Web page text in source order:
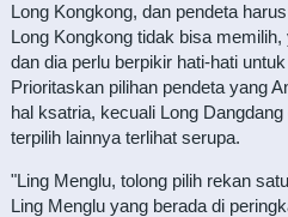
Long Kongkong, dan pendeta
Long Kongkong tidak bisa
dan dia perlu berpikir hati-hati
Prioritaskan pilihan pendeta yang
hal ksatria, kecuali Long
terpilih lainnya terlihat serupa.
"Ling Menglu, tolong pilih rekan
Ling Menglu yang berada di